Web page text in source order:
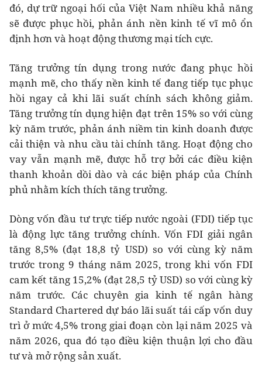
đó, dự trữ ngoại hối của Việt Nam nhiều khả năng
sẽ được phục hồi, phản ánh nền kinh tế vĩ mô ổn
định hơn và hoạt động thương mại tích cực.
Tăng trưởng tín dụng trong nước đang phục hồi
mạnh mẽ, cho thấy nền kinh tế đang tiếp tục phục
hồi ngay cả khi lãi suất chính sách không giảm.
Tăng trưởng tín dụng hiện đạt trên 15% so với cùng
kỳ năm trước, phản ánh niềm tin kinh doanh được
cải thiện và nhu cầu tài chính tăng. Hoạt động cho
vay vẫn mạnh mẽ, được hỗ trợ bởi các điều kiện
thanh khoản dồi dào và các biện pháp của Chính
phủ nhằm kích thích tăng trưởng.
Dòng vốn đầu tư trực tiếp nước ngoài (FDI) tiếp tục
là động lực tăng trưởng chính. Vốn FDI giải ngân
tăng 8,5% (đạt 18,8 tỷ USD) so với cùng kỳ năm
trước trong 9 tháng năm 2025, trong khi vốn FDI
cam kết tăng 15,2% (đạt 28,5 tỷ USD) so với cùng kỳ
năm trước. Các chuyên gia kinh tế ngân hàng
Standard Chartered dự báo lãi suất tái cấp vốn duy
trì ở mức 4,5% trong giai đoạn còn lại năm 2025 và
năm 2026, qua đó tạo điều kiện thuận lợi cho đầu
tư và mở rộng sản xuất.